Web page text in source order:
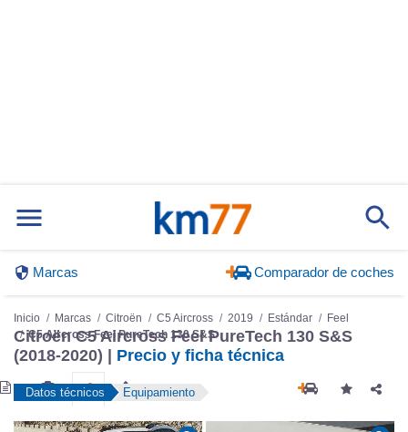
Marcas Comparador de coches
Inicio Marcas Citroën C5 Aircross 2019 Estándar
Feel
C5 Aircross Feel PureTech 130 S&S
Citroën C5 Aircross Feel PureTech 130 S&S
(2018-2020) | Precio y ficha técnica
Datos técnicos Equipamiento